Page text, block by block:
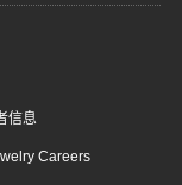
信息
Careers